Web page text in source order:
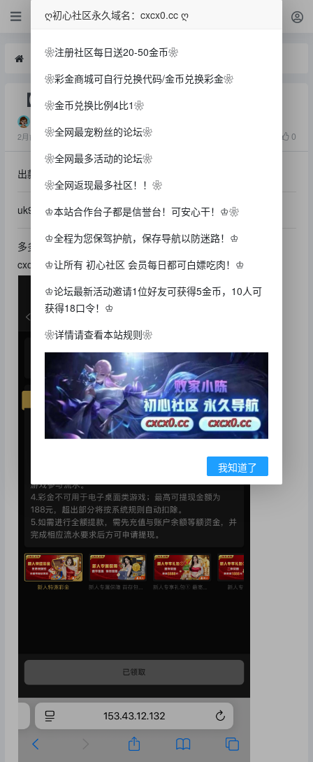
白菜
白菜 【UK娱乐】—✅—手机验证秒29
【UK娱乐】—✅—手机验证秒29
2月前 1268 0
出款情况：自测（严谨充值）
uk9.vip 优惠里领取
多多分享初心社区
cxcx0.cc
ღ初心社区永久域名：cxcx0.cc ღ
❀注册社区每日送20-50金币❀
❀彩金商城可自行兑换代码/金币兑换彩金❀
❀金币兑换比例4比1❀
❀全网最宠粉丝的论坛❀
❀全网最多活动的论坛❀
❀全网返现最多社区！！❀
♔本站合作台子都是信誉台！可安心干！♔❀
♔全程为您保驾护航，保存导航以防迷路！♔
♔让所有 初心社区 会员每日都可白嫖吃肉！♔
♔论坛最新活动邀请1位好友可获得5金币，10人可
获得18口令！♔
❀详情请查看本站规则❀
我知道了